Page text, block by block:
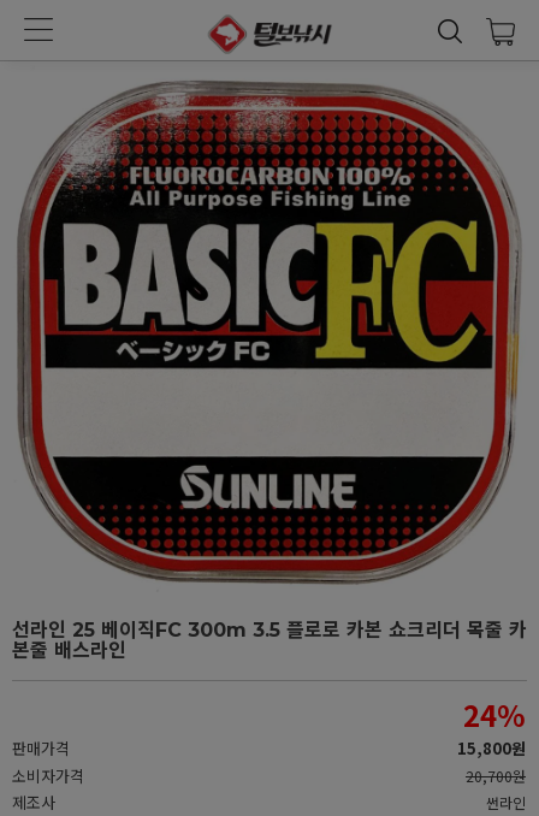
선라인 25 베이직FC 300m 3.5 플로로 카본 쇼크리더 목줄 카
본줄 배스라인
판매가격
24%
15,800원
소비자가격
20,700원
제조사 썬라인